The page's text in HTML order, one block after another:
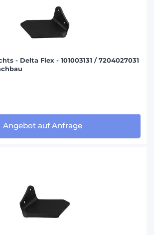
- Delta Flex - 101003131 / 7204027031
Angebot auf Anfrage